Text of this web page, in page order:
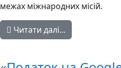
межах міжнародних місій.
Читати далі...